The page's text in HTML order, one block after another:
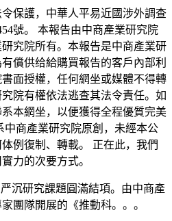
護，中華人平易近國涉外調查
號。 本報告由中商產業研究院
究院所有。本報告是中商產業研
償供给給購買報告的客戶內部利
面授權，任何網坐或媒體不得轉
院有權依法逃查其法令責任。如
本網坐，以便獲得全程優質完美
中商產業研究院原創，未經本公
例復制、轉載。 正在此，我們
力的次要方式。
研究課題圓滿結項。由中商產
團隊開展的《推動科。。。